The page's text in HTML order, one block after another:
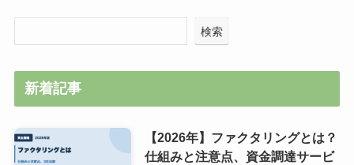
検索
新着記事
【2026年】ファクタリングとは？
仕組みと注意点、資金調達サービ